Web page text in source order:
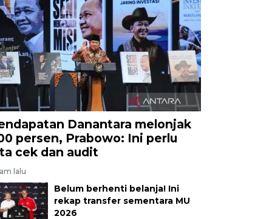
Danantara melonjak
persen, Prabowo: Ini perlu
cek dan audit
lalu
Belum berhenti belanja! Ini
rekap transfer sementara MU
2026